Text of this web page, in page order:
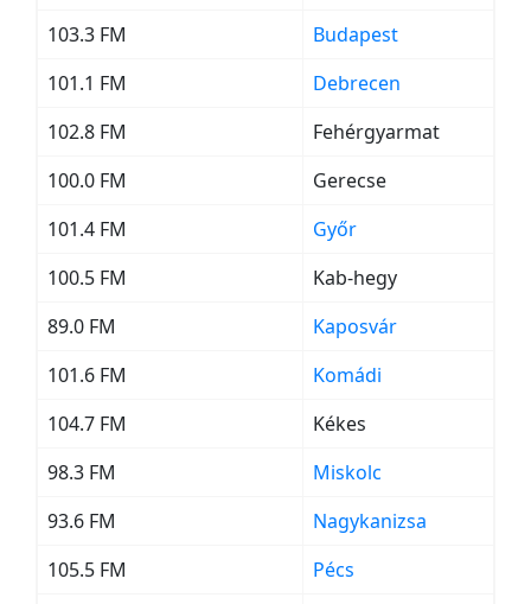
103.3 FM
Budapest
101.1 FM
Debrecen
102.8 FM
Fehérgyarmat
100.0 FM
Gerecse
101.4 FM
Győr
100.5 FM
Kab-hegy
89.0 FM
Kaposvár
101.6 FM
Komádi
104.7 FM
Kékes
98.3 FM
Miskolc
93.6 FM
Nagykanizsa
105.5 FM
Pécs